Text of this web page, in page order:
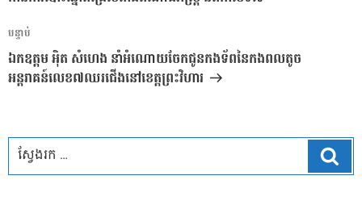
អត្ថបទ
បន្ទាប់
បន្ទាប់
ឯកឧត្តម អ៉ិត សំហេង នាំអំណោយចែកជូនកងទ័ពនៃកងពលតូច
អន្តរាគន៍លេខ៧ឈរជើងនៅខេត្តព្រះវិហារ